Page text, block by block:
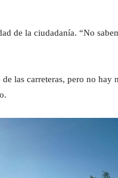
de la ciudadanía. “No
las carreteras, pero no hay